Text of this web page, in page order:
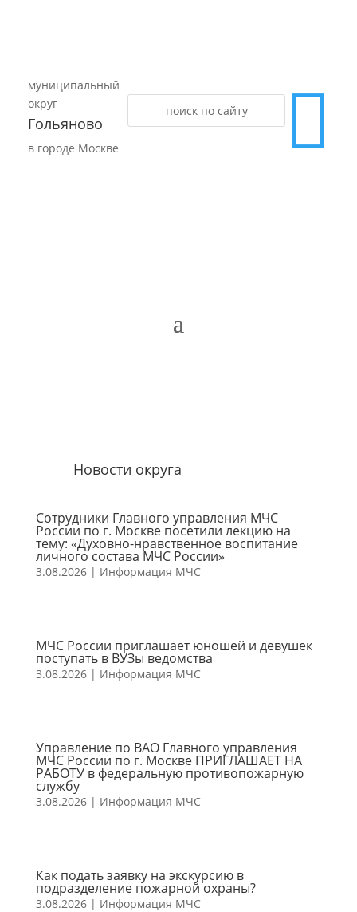
муниципальный
округ
Гольяново
в городе Москве 
Новости округа
Сотрудники Главного управления МЧС
России по г. Москве посетили лекцию на
тему: «Духовно-нравственное воспитание
личного состава МЧС России»
3.08.2026| Информация МЧС
МЧС России приглашает юношей и девушек
поступать в ВУЗы ведомства
3.08.2026| Информация МЧС
Управление по ВАО Главного управления
МЧС России по г. Москве ПРИГЛАШАЕТ НА
РАБОТУ в федеральную противопожарную
службу
3.08.2026| Информация МЧС
Как подать заявку на экскурсию в
подразделение пожарной охраны?
3.08.2026| Информация МЧС